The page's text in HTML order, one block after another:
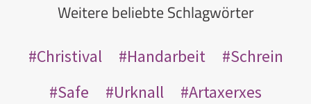
Weitere beliebte Schlagwörter
Christival Handarbeit
Schrein
Safe
Urknall
Artaxerxes